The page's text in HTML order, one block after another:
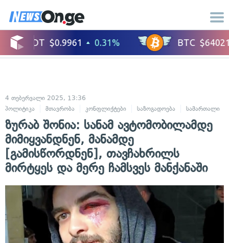
4 თებერვალი 2025, 13:36
პოლიტიკა
მთავრობა კონფლიქტები საზოგადოება სამართალი
ზურაბ შონია: სანამ ავტომობილამდე
მიმიყვანდნენ, მანამდე
[გამისწორდნენ], თავჩახრილს
მირტყეს და მერე ჩამსვეს მანქანაში